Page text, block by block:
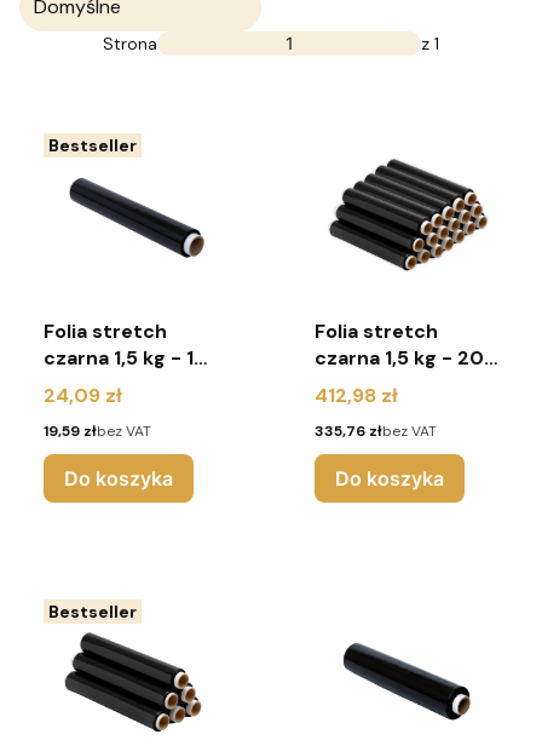
Domyślne
Strona z 1
Bestseller
Folia stretch
czarna 1,5 kg - 1
sztuka
Cena
24,09 zł
Cena
19,59 złbez VAT
Do koszyka
Folia stretch
czarna 1,5 kg - 20
sztuk
Cena
412,98 zł
Cena
335,76 złbez VAT
Do koszyka
Bestseller